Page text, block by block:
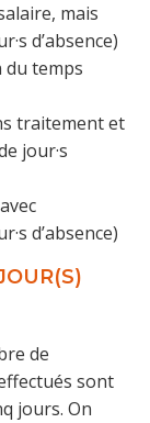
mais
d’absence)
du temps
traitement et
jour·s
d’absence)
de
sont
jours. On